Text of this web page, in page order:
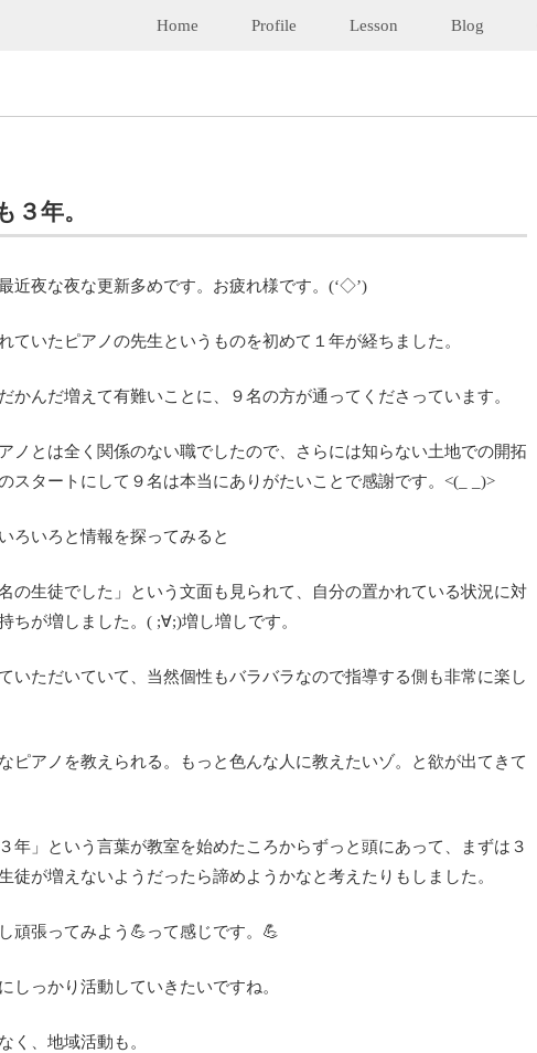
Home Profile Lesson Blog
３年。
近夜な夜な更新多めです。お疲れ様です。(‘◇’)ゞ
ていたピアノの先生というものを初めて１年が経ちました。
かんだ増えて有難いことに、９名の方が通ってくださっています。
ノとは全く関係のない職でしたので、さらには知らない土地での開拓
スタートにして９名は本当にありがたいことで感謝です。<(_ _)>
ろいろと情報を探ってみると
名の生徒でした」という文面も見られて、自分の置かれている状況に対
ちが増しました。( ;∀;)増し増しです。
いただいていて、当然個性もバラバラなので指導する側も非常に楽し
ピアノを教えられる。もっと色んな人に教えたいゾ。と欲が出てきて
３年」という言葉が教室を始めたころからずっと頭にあって、まずは３
徒が増えないようだったら諦めようかなと考えたりもしました。
頑張ってみよう💪って感じです。💪
しっかり活動していきたいですね。
く、地域活動も。